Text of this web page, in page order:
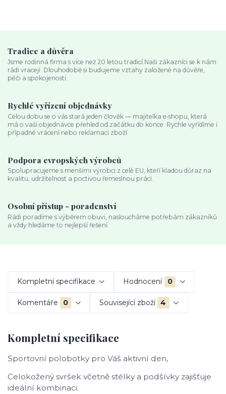
Tradice a důvěra
Jsme rodinná firma s více než 20 letou tradicí.Naši zákazníci se k nám
rádi vracejí. Dlouhodobě si budujeme vztahy založené na důvěře,
péči a spokojenosti.
Rychlé vyřízení objednávky
Celou dobu se o vás stará jeden člověk — majitelka e‑shopu, která
má o vaší objednávce přehled od začátku do konce. Rychle vyřídíme i
případné vrácení nebo reklamaci zboží.
Podpora evropských výrobců
Spolupracujeme s menšími výrobci z celé EU, kteří kladou důraz na
kvalitu, udržitelnost a poctivou řemeslnou práci.
Osobní přístup - poradenství
Rádi poradíme s výběrem obuvi, nasloucháme potřebám zákazníků
a vždy hledáme to nejlepší řešení.
Kompletní specifikace Hodnocení 0
Komentáře 0 Související zboží 4
Kompletní specifikace
Sportovní polobotky pro Váš aktivní den,
Celokožený svršek včetně stélky a podšívky zajišťuje
ideální kombinaci.